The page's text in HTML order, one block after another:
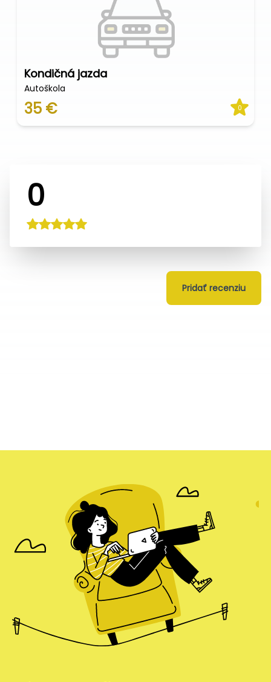
Kondičná jazda
Autoškola
35 € 0
0
Pridať recenziu